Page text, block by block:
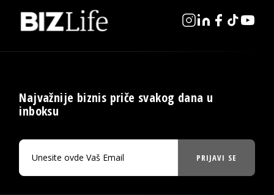
Najvažnije biznis priče svakog dana u
inboksu
PRIJAVI SE